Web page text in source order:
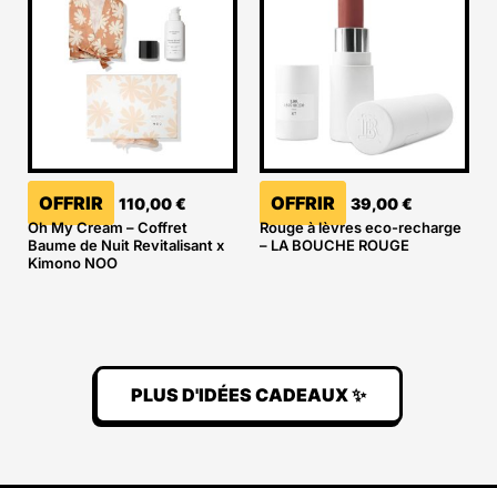
OFFRIR 110,00€
Oh My Cream – Coffret
Baume de Nuit Revitalisant x
Kimono NOO
OFFRIR 39,00€
Rouge à lèvres eco-recharge
– LA BOUCHE ROUGE
PLUS D'IDÉES CADEAUX ✨